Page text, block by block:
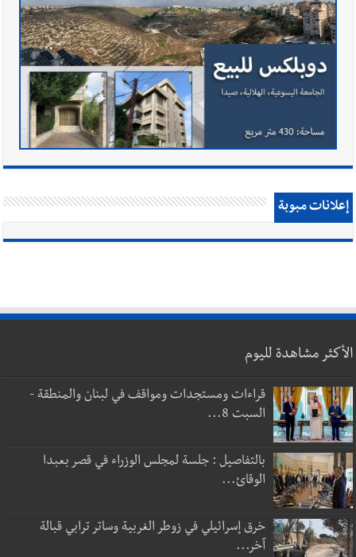
إعلانات مبوبة
الأكثر مشاهدة لليوم
قراءات ومستجدات ومواقف في لبنان والمنطقة -
السبت 8...
بالتفاصيل : جلسة لمجلس الوزراء في قصر بعبدا
الوقائ...
خرق إسرائيلي في زوطر الغربية وساتر ترابي قبالة
آخر...